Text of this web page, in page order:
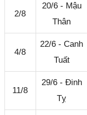
2/8
20/6 - Mậu
Thân
4/8
22/6 - Canh
Tuất
11/8
29/6 - Đinh
Tỵ